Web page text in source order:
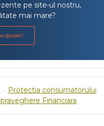
pe site-ul nostru,
mai mare?
dealer!
· Protectia consumatorului
Financiara